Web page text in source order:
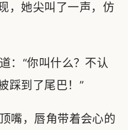
，她尖叫了一声，仿
：“你叫什么？不认
踩到了尾巴！”
嘴，唇角带着会心的